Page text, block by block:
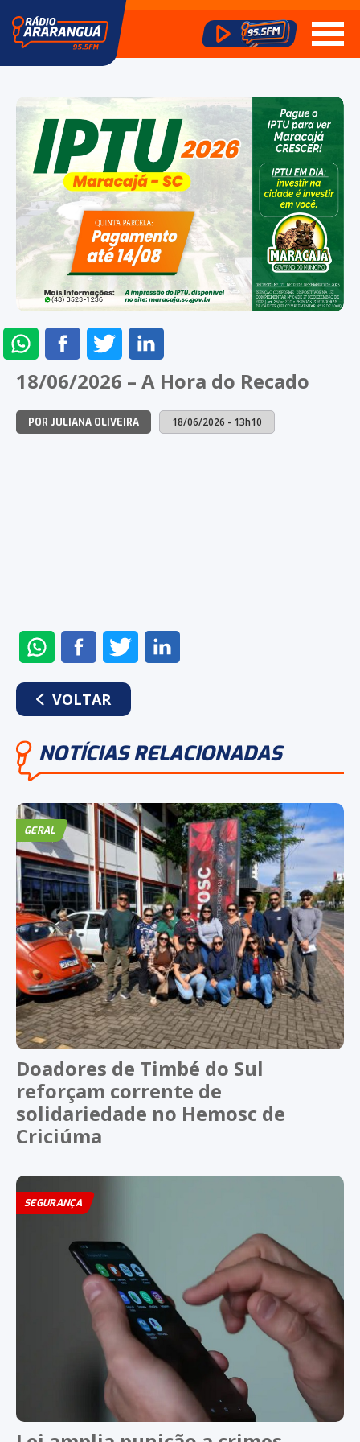
ENVIAR
NO
WHATSAPP
COMPARTILHAR
NO
FACEBOOK
COMPARTILHAR
NO
TWITTERLINKEDIN
18/06/2026 – A Hora do Recado
POR JULIANA OLIVEIRA 18/06/2026 - 13h10
ENVIAR
NO
WHATSAPP
COMPARTILHAR
NO
FACEBOOK
COMPARTILHAR
NO
VOLTAR
NOTÍCIAS RELACIONADAS
GERAL
Doadores de Timbé do Sul
reforçam corrente de
solidariedade no Hemosc de
Criciúma
SEGURANÇA